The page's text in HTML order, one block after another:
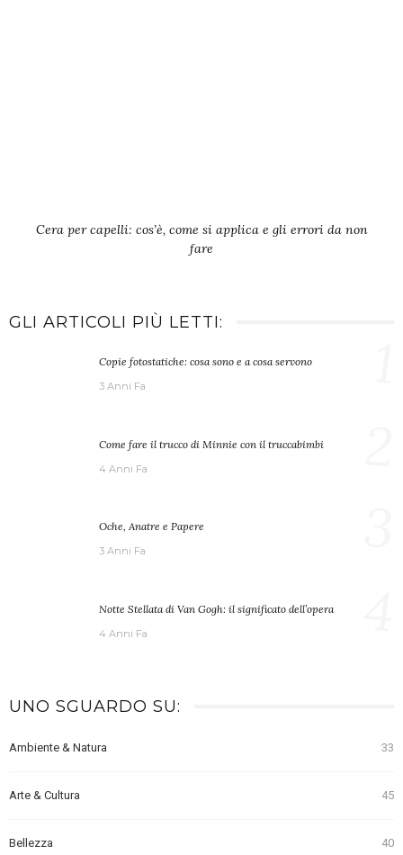
Cera per capelli: cos’è, come si applica e gli errori da non
fare
GLI ARTICOLI PIÙ LETTI:
Copie fotostatiche: cosa sono e a cosa servono
3 Anni Fa
Come fare il trucco di Minnie con il truccabimbi
4 Anni Fa
Oche, Anatre e Papere
3 Anni Fa
Notte Stellata di Van Gogh: il significato dell’opera
4 Anni Fa
UNO SGUARDO SU:
Ambiente & Natura 33
Arte & Cultura 45
Bellezza 40